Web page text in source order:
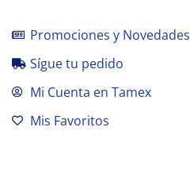
Promociones y Novedades
Sígue tu pedido
Mi Cuenta en Tamex
Mis Favoritos